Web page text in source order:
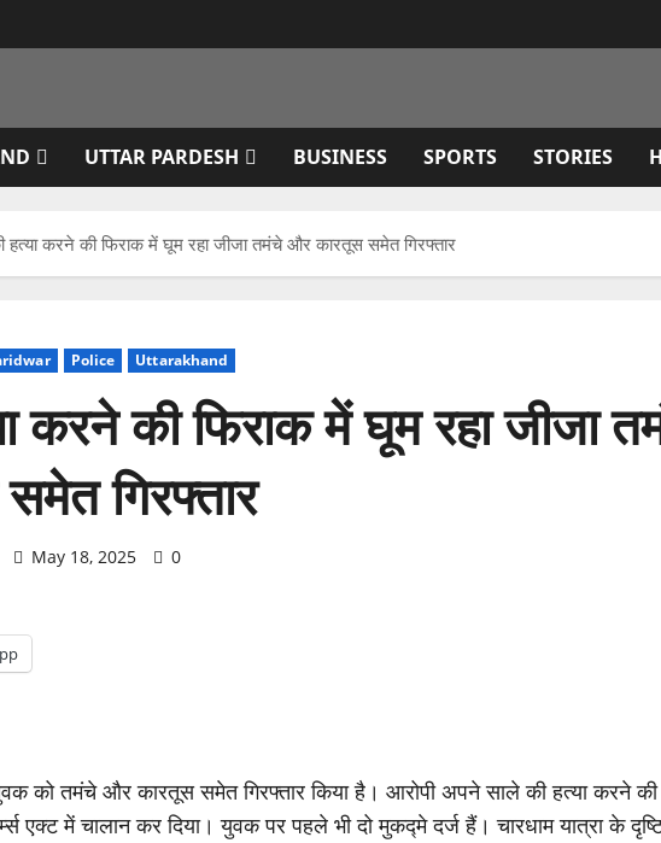
UTTAR PARDESH BUSINESS SPORTS STORIES
हत्या करने की फिराक में घूम रहा जीजा तमंचे और कारतूस समेत गिरफ्तार
Police Uttarakhand
करने की फिराक में घूम रहा जीजा
गिरफ्तार
May 18, 2025 0
को तमंचे और कारतूस समेत गिरफ्तार किया है। आरोपी अपने साले की हत्या करने की
एक्ट में चालान कर दिया। युवक पर पहले भी दो मुकद्मे दर्ज हैं। चारधाम यात्रा के